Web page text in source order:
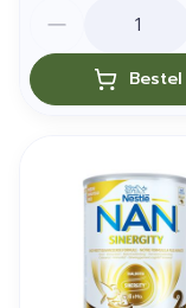
Bestel